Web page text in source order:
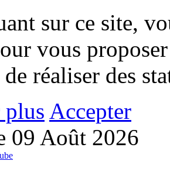
sur ce site,
vous
réaliser des
plus Accepter
09 Août 2026